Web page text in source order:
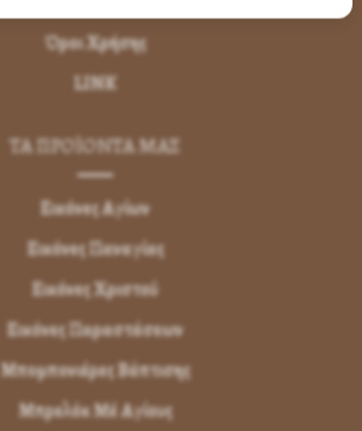
Όροι Χρήσης
LINK
ΤΑ ΠΡΟΪΟΝΤΑ ΜΑΣ
Εικόνες Αγίων
Εικόνες Παναγίας
Εικόνες Χριστού
Εικόνες Παραστάσεων
Μπομπονιέρες Βάπτισης
Μπρελόκ Μέ Αγίους